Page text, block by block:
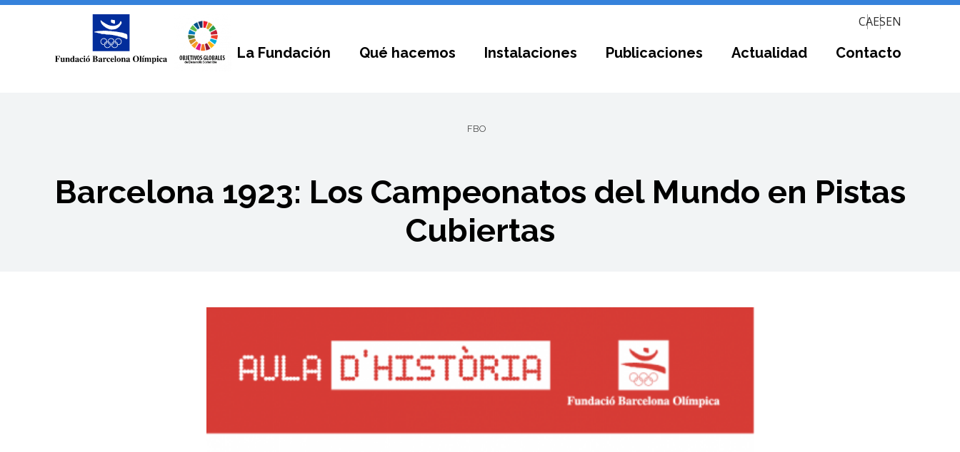
CAESEN
La Fundación Qué hacemos Instalaciones Publicaciones Actualidad Contacto
FBO
Barcelona 1923: Los Campeonatos del Mundo en Pistas
Cubiertas